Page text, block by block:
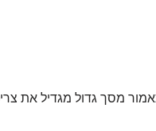
מסך גדול מגדיל את